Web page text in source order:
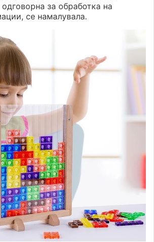
за обработка на
се намалувала.